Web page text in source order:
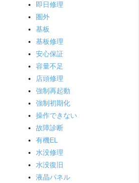
即日修理
圏外
基板
基板修理
安心保証
容量不足
店頭修理
強制再起動
強制初期化
操作できない
故障診断
有機EL
水没修理
水没復旧
液晶パネル